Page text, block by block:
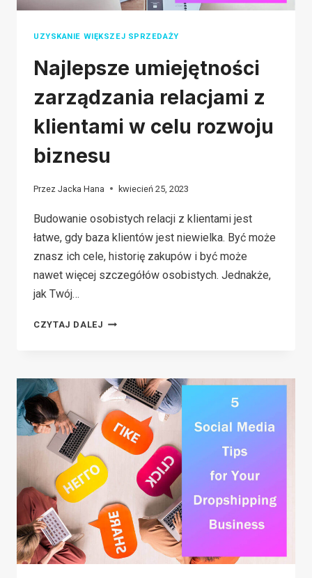
UZYSKANIE WIĘKSZEJ SPRZEDAŻY
Najlepsze umiejętności
zarządzania relacjami z
klientami w celu rozwoju
biznesu
Przez Jacka Hana kwiecień 25, 2023
Budowanie osobistych relacji z klientami jest
łatwe, gdy baza klientów jest niewielka. Być może
znasz ich cele, historię zakupów i być może
nawet więcej szczegółów osobistych. Jednakże,
jak Twój…
CZYTAJ DALEJ NAJLEPSZE
RELACJAMI
Z
KLIENTAMI
W
CELU
ROZWOJU
BIZNESU